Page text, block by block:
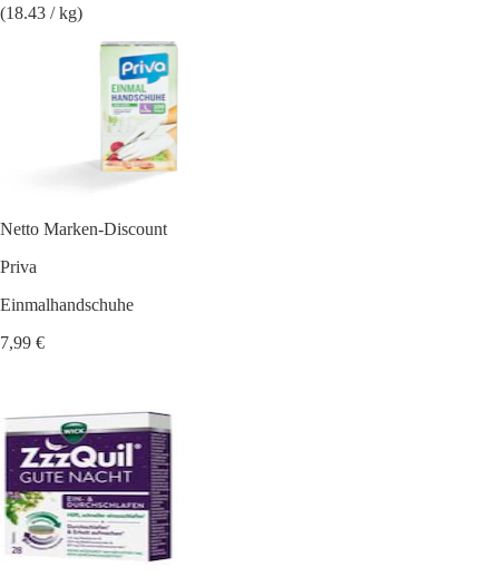
(18.43 / kg)
Netto Marken-Discount
Priva
Einmalhandschuhe
7,99 €